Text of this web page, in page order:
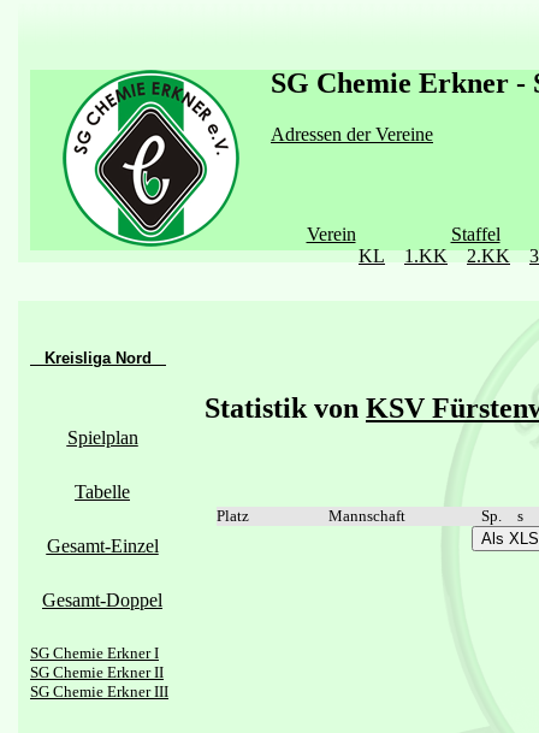
SG Chemie Erkner -
Adressen der Vereine
Verein
Staffel
KL
1.KK 2.KK
Kreisliga Nord
Spielplan
Tabelle
Gesamt-Einzel
Gesamt-Doppel
SG Chemie Erkner I
SG Chemie Erkner II
SG Chemie Erkner III
Statistik von KSV
Platz Mannschaft Sp.
s
Als